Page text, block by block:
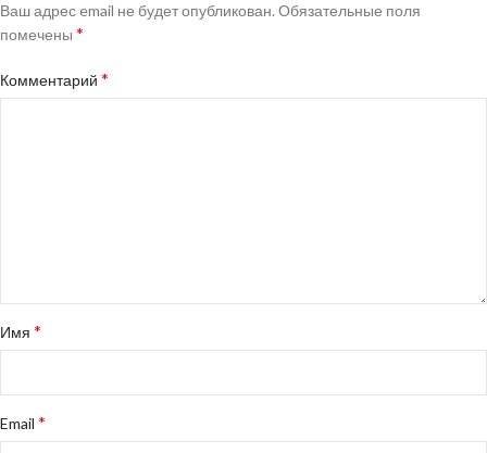
Ваш адрес email не будет опубликован. Обязательные поля
помечены *
Комментарий *
Имя *
Email *